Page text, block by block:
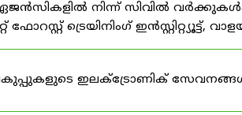
നിന്ന് സിവിൽ
ഫോറസ്റ്റ് ട്രെയിനിംഗ് ഇൻസ്റ്റിറ്റ്യൂട്ട്,
വകുപ്പുകളുടെ ഇലക്ട്രോണിക്